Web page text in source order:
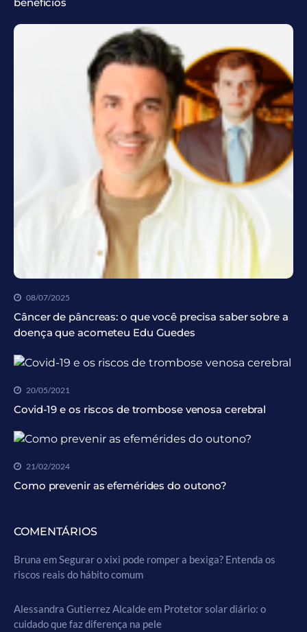
08/07/2025
Câncer de pâncreas: o que você precisa saber sobre a
doença que acometeu Edu Guedes
20/05/2021
Covid-19 e os riscos de trombose venosa cerebral
21/02/2024
Como prevenir as efemérides do outono?
COMENTÁRIOS
Bruna emSegurar o xixi pode romper a bexiga? Entenda os
riscos reais do hábito comum
Alessandra Gutierrez Alcaldeem Protetor solar diário: o
cuidado que faz diferença na pele